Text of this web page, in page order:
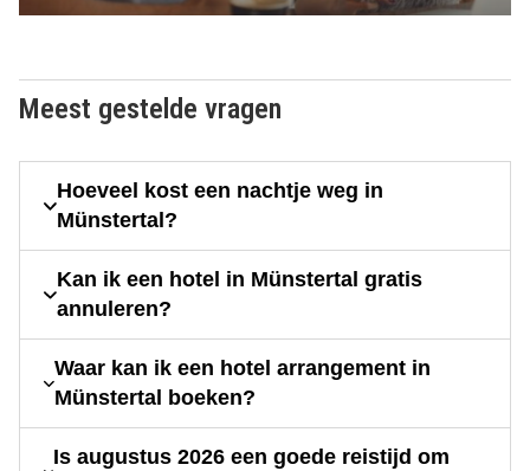
Meest gestelde vragen
Hoeveel kost een nachtje weg in
Münstertal?
Kan ik een hotel in Münstertal gratis
annuleren?
Waar kan ik een hotel arrangement in
Münstertal boeken?
Is augustus 2026 een goede reistijd om